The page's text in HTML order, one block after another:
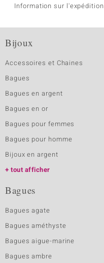
Information sur l'expédition
Bijoux
Accessoires et Chaines
Bagues
Bagues en argent
Bagues en or
Bagues pour femmes
Bagues pour homme
Bijoux en argent
tout afficher
Bagues
Bagues agate
Bagues améthyste
Bagues aigue-marine
Bagues ambre